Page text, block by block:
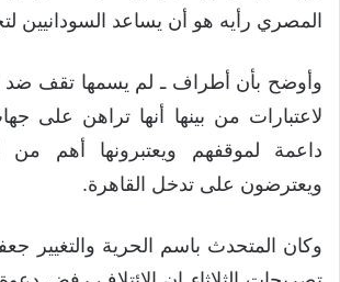
المصري رأيه هو أن يساعد السودانيين
وأوضح بأن أطراف ـ لم يسمها تقف ضد
لاعتبارات من بينها أنها تراهن على
داعمة لموقفهم ويعتبرونها أهم من
ويعترضون على تدخل القاهرة.
وكان المتحدث باسم الحرية والتغيير